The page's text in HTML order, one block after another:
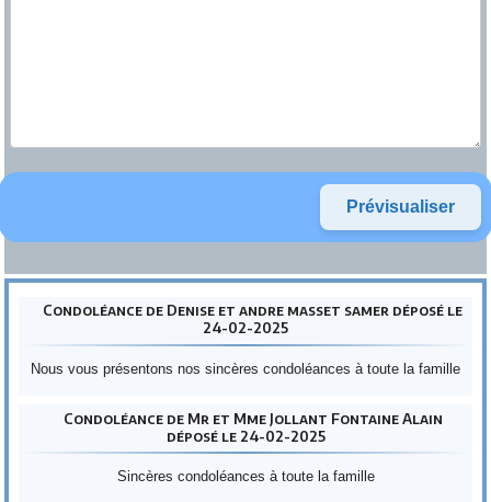
Condoléance de Denise et andre masset samer déposé le
24-02-2025
Nous vous présentons nos sincères condoléances à toute la famille
Condoléance de Mr et Mme Jollant Fontaine Alain
déposé le 24-02-2025
Sincères condoléances à toute la famille